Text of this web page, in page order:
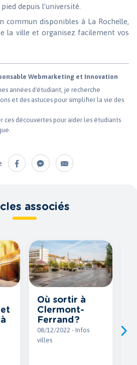
depuis l’université.
commun disponibles à La Rochelle,
la ville et organisez facilement vos
Webmarketing et Innovation
années d'étudiant, je recherche
et des astuces pour simplifier la vie des
ces découvertes pour aider les étudiants
associés
Où sortir à
Clermont-
Ferrand ?
08/12/2022 - Infos
villes